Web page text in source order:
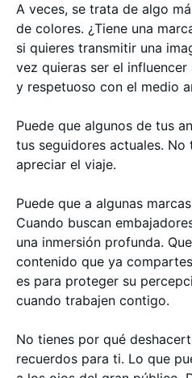
A veces, se trata de algo
de colores. ¿Tiene una
si quieres transmitir una
vez quieras ser el
y respetuoso con el medio
Puede que algunos de tus
tus seguidores actuales.
apreciar el viaje.
Puede que a algunas
Cuando buscan
una inmersión profunda.
contenido que ya
es para proteger su
cuando trabajen contigo.
No tienes por qué
recuerdos para ti. Lo que